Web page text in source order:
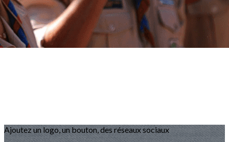
Ajoutez un logo, un bouton, des réseaux sociaux